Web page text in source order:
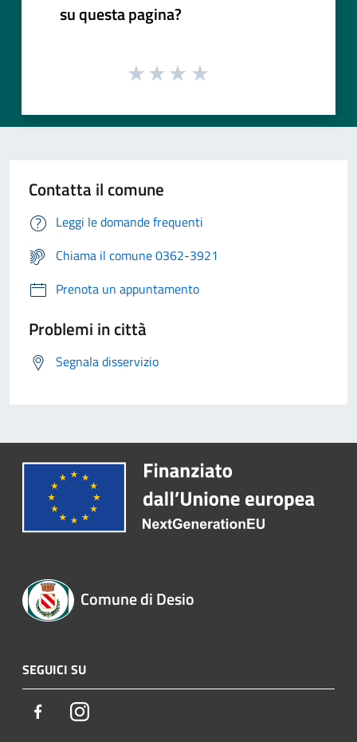
su questa pagina?
Contatta il comune
Leggi le domande frequenti
Chiama il comune 0362-3921
Prenota un appuntamento
Problemi in città
Segnala disservizio
Comune di Desio
SEGUICI SU
FacebookInstagram